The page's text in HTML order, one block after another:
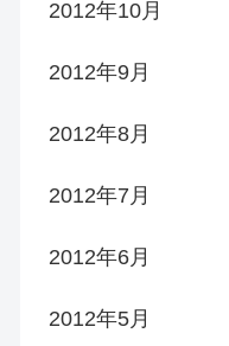
2012年10月
2012年9月
2012年8月
2012年7月
2012年6月
2012年5月